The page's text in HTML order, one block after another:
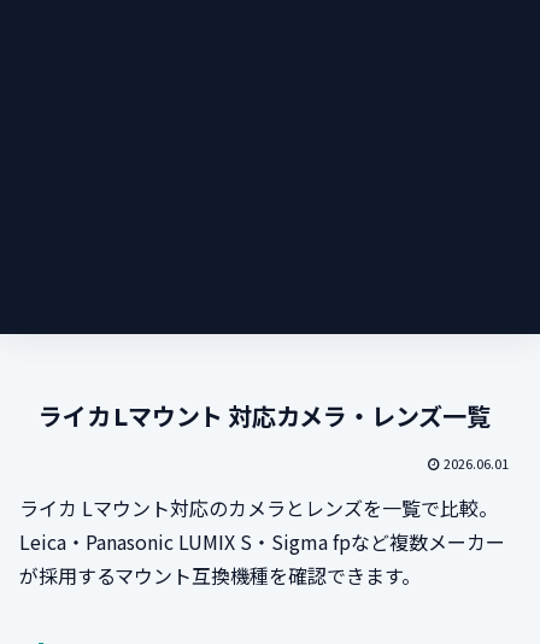
ライカ Lマウント 対応カメラ・レンズ一覧
2026.06.01
ライカ Lマウント対応のカメラとレンズを一覧で比較。
Leica・Panasonic LUMIX S・Sigma fpなど複数メーカー
が採用するマウント互換機種を確認できます。